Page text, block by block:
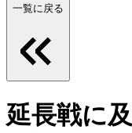
一覧に戻る
延長戦に